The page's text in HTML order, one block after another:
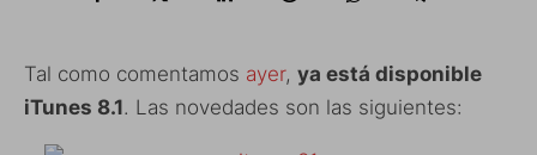
Tal como comentamos ayer, ya está disponible
iTunes 8.1. Las novedades son las siguientes: